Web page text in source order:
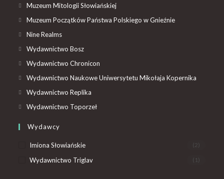
Muzeum Mitologii Słowiańskiej
Muzeum Początków Państwa Polskiego w Gnieźnie
Nine Realms
Wydawnictwo Bosz
Wydawnictwo Chronicon
Wydawnictwo Naukowe Uniwersytetu Mikołaja Kopernika
Wydawnictwo Replika
Wydawnictwo Toporzeł
Wydawcy
Imiona Słowiańskie (2)
Wydawnictwo Triglav (1)